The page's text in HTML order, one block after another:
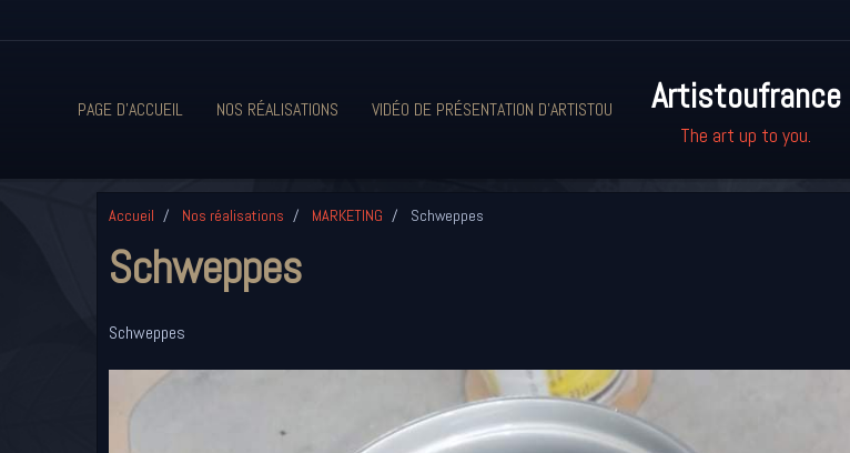
PAGE D'ACCUEIL NOS RÉALISATIONS VIDÉO DE PRÉSENTATION D'ARTISTOU Artistoufrance
The art up to you.
Accueil Nos réalisations MARKETING Schweppes
Schweppes
Schweppes